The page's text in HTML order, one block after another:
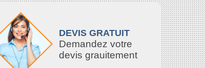
DEVIS GRATUIT
Demandez votre
devis grauitement